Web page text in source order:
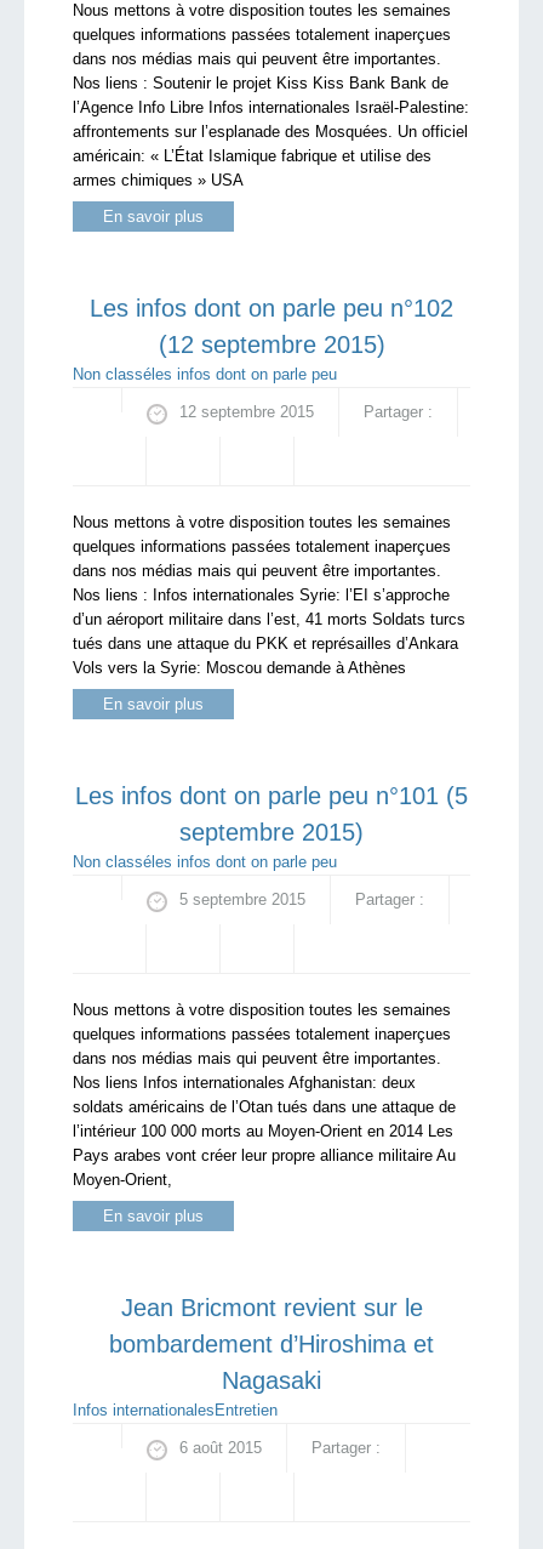
Nous mettons à votre disposition toutes les semaines
quelques informations passées totalement inaperçues
dans nos médias mais qui peuvent être importantes.
Nos liens : Soutenir le projet Kiss Kiss Bank Bank de
l’Agence Info Libre Infos internationales Israël-Palestine:
affrontements sur l’esplanade des Mosquées. Un officiel
américain: « L’État Islamique fabrique et utilise des
armes chimiques » USA
En savoir plus
Les infos dont on parle peu n°102
(12 septembre 2015)
Non classé les infos dont on parle peu
12 septembre 2015 Partager :
Nous mettons à votre disposition toutes les semaines
quelques informations passées totalement inaperçues
dans nos médias mais qui peuvent être importantes.
Nos liens : Infos internationales Syrie: l’EI s’approche
d’un aéroport militaire dans l’est, 41 morts Soldats turcs
tués dans une attaque du PKK et représailles d’Ankara
Vols vers la Syrie: Moscou demande à Athènes
En savoir plus
Les infos dont on parle peu n°101 (5
septembre 2015)
Non classé les infos dont on parle peu
5 septembre 2015 Partager :
Nous mettons à votre disposition toutes les semaines
quelques informations passées totalement inaperçues
dans nos médias mais qui peuvent être importantes.
Nos liens Infos internationales Afghanistan: deux
soldats américains de l’Otan tués dans une attaque de
l’intérieur 100 000 morts au Moyen-Orient en 2014 Les
Pays arabes vont créer leur propre alliance militaire Au
Moyen-Orient,
En savoir plus
Jean Bricmont revient sur le
bombardement d’Hiroshima et
Nagasaki
Infos internationales Entretien
6 août 2015 Partager :